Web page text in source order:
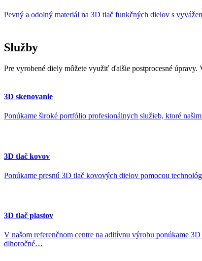
Pevný a odolný materiál na 3D tlač funkčných dielov s
Služby
Pre vyrobené diely môžete využiť ďalšie postprocesné
3D skenovanie
Ponúkame široké portfólio profesionálnych služieb, ktoré
3D tlač kovov
Ponúkame presnú 3D tlač kovových dielov pomocou
3D tlač plastov
V našom referenčnom centre na aditívnu výrobu ponúkame
dlhoročné…